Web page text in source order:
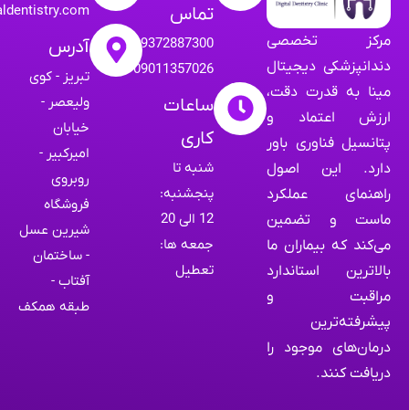
مرکز تخصصی
دندانپزشکی دیجیتال
مینا به قدرت دقت،
ارزش اعتماد و
پتانسیل فناوری باور
دارد. این اصول
راهنمای عملکرد
ماست و تضمین
می‌کند که بیماران ما
بالاترین استاندارد
مراقبت و
پیشرفته‌ترین
درمان‌های موجود را
دریافت کنند.
تماس
09372887300
09011357026
ساعات
کاری
شنبه تا
پنجشنبه:
12 الی 20
جمعه ها:
تعطیل
آدرس
تبریز - کوی
ولیعصر -
خیابان
امیرکبیر -
روبروی
فروشگاه
شیرین عسل
- ساختمان
آفتاب -
طبقه همکف